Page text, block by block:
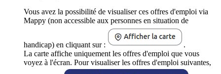
Vous avez la possibilité de visualiser ces offres d'emploi via
Mappy (non accessible aux personnes en situation de
handicap) en cliquant sur :
.
La carte affiche uniquement les offres d'emploi que vous
voyez à l'écran. Pour visualiser les offres d'emploi suivantes,